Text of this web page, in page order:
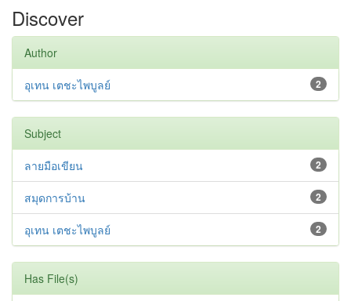
Discover
Author
2
อุเทน เตชะไพบูลย์
Subject
2
ลายมือเขียน
2
สมุดการบ้าน
2
อุเทน เตชะไพบูลย์
Has File(s)